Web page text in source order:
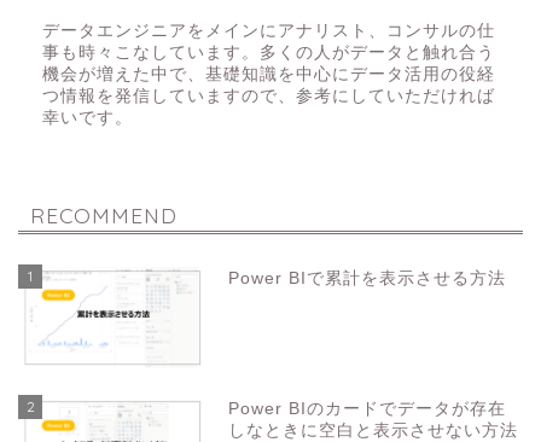
データエンジニアをメインにアナリスト、コンサルの仕
事も時々こなしています。多くの人がデータと触れ合う
機会が増えた中で、基礎知識を中心にデータ活用の役経
つ情報を発信していますので、参考にしていただければ
幸いです。
RECOMMEND
1 Power BIで累計を表示させる方法
2
Power BIのカードでデータが存在
しなときに空白と表示させない方法